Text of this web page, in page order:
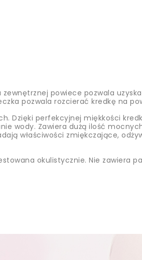
powiece pozwala
pozwala rozcierać kredkę na
Dzięki perfekcyjnej miękkości
wody. Zawiera dużą ilość
właściwości zmiękczające,
okulistycznie. Nie zawiera